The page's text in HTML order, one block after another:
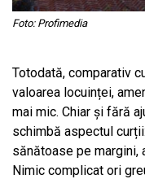
Foto: Profimedia
Totodată, comparativ
valoarea locuinței,
mai mic. Chiar și fără
schimbă aspectul
sănătoase pe margini,
Nimic complicat ori